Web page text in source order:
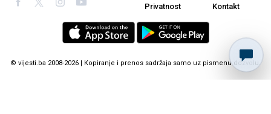
Privatnost
Kontakt
© vijesti.ba 2008-2026 | Kopiranje i prenos sadržaja samo uz pismenu dozvolu.